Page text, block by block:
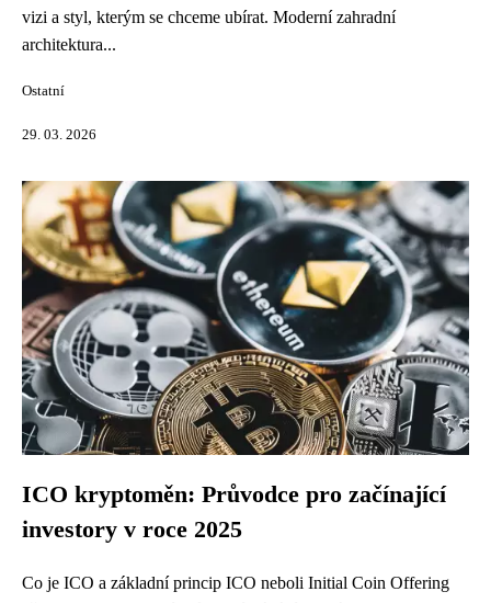
vizi a styl, kterým se chceme ubírat. Moderní zahradní
architektura...
Ostatní
29. 03. 2026
ICO kryptoměn: Průvodce pro začínající
investory v roce 2025
Co je ICO a základní princip ICO neboli Initial Coin Offering